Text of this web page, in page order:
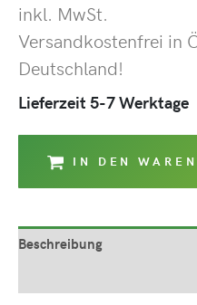
inkl. MwSt.
Versandkostenfrei in
Deutschland!
Lieferzeit 5-7 Werktage
IN DEN
Beschreibung